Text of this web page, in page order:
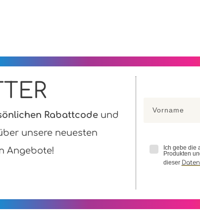
Rabattcode und
unsere neuesten
Angebote!
Ich gebe die
Produkten
dieser